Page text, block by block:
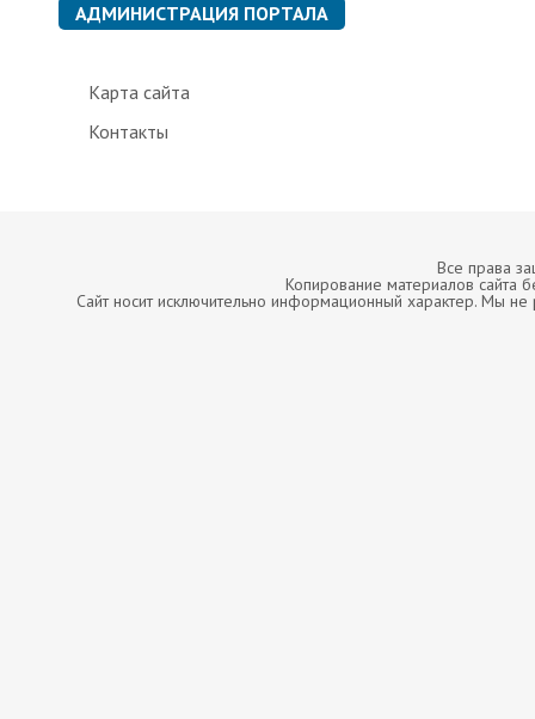
АДМИНИСТРАЦИЯ ПОРТАЛА
Карта сайта
Контакты
Все права
Копирование материалов сайта
Сайт носит исключительно информационный характер. Мы